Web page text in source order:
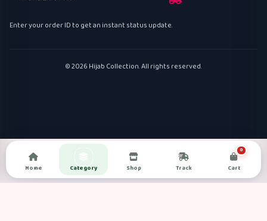
Home Category Shop Track
0
Cart
Enter your order ID to get an instant status update.
© 2026 Hijab Collection. All rights reserved.